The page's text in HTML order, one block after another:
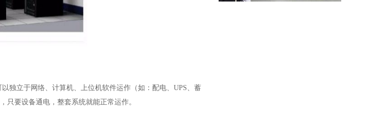
独立于网络、计算机、上位机软件运作（如：配电、 UPS、蓄
只要设备通电，整套系统就能正常运作。